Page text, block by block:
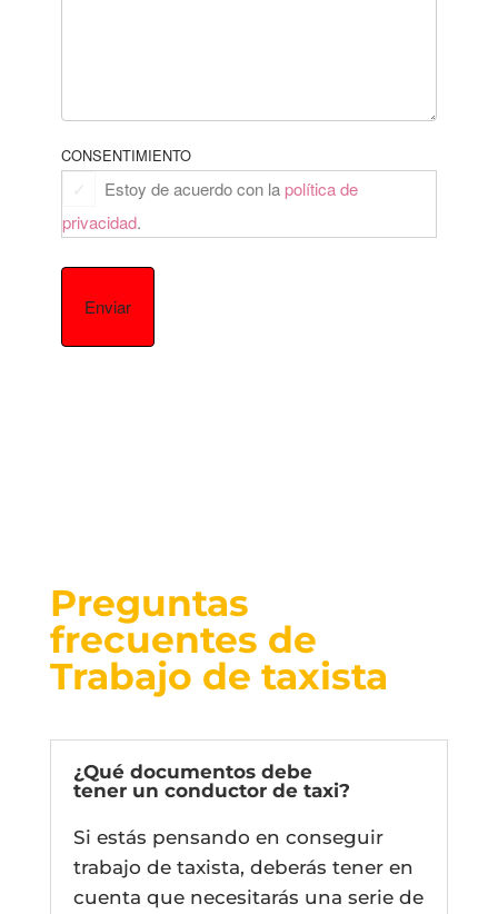
Preguntas
frecuentes de
Trabajo de taxista
¿Qué documentos debe
tener un conductor de taxi?
Si estás pensando en conseguir
trabajo de taxista, deberás tener en
cuenta que necesitarás una serie de